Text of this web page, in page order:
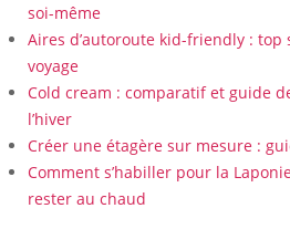
soi-même
Aires d’autoroute kid-friendly :
voyage
Cold cream : comparatif et guide
l’hiver
Créer une étagère sur mesure :
Comment s’habiller pour la
rester au chaud